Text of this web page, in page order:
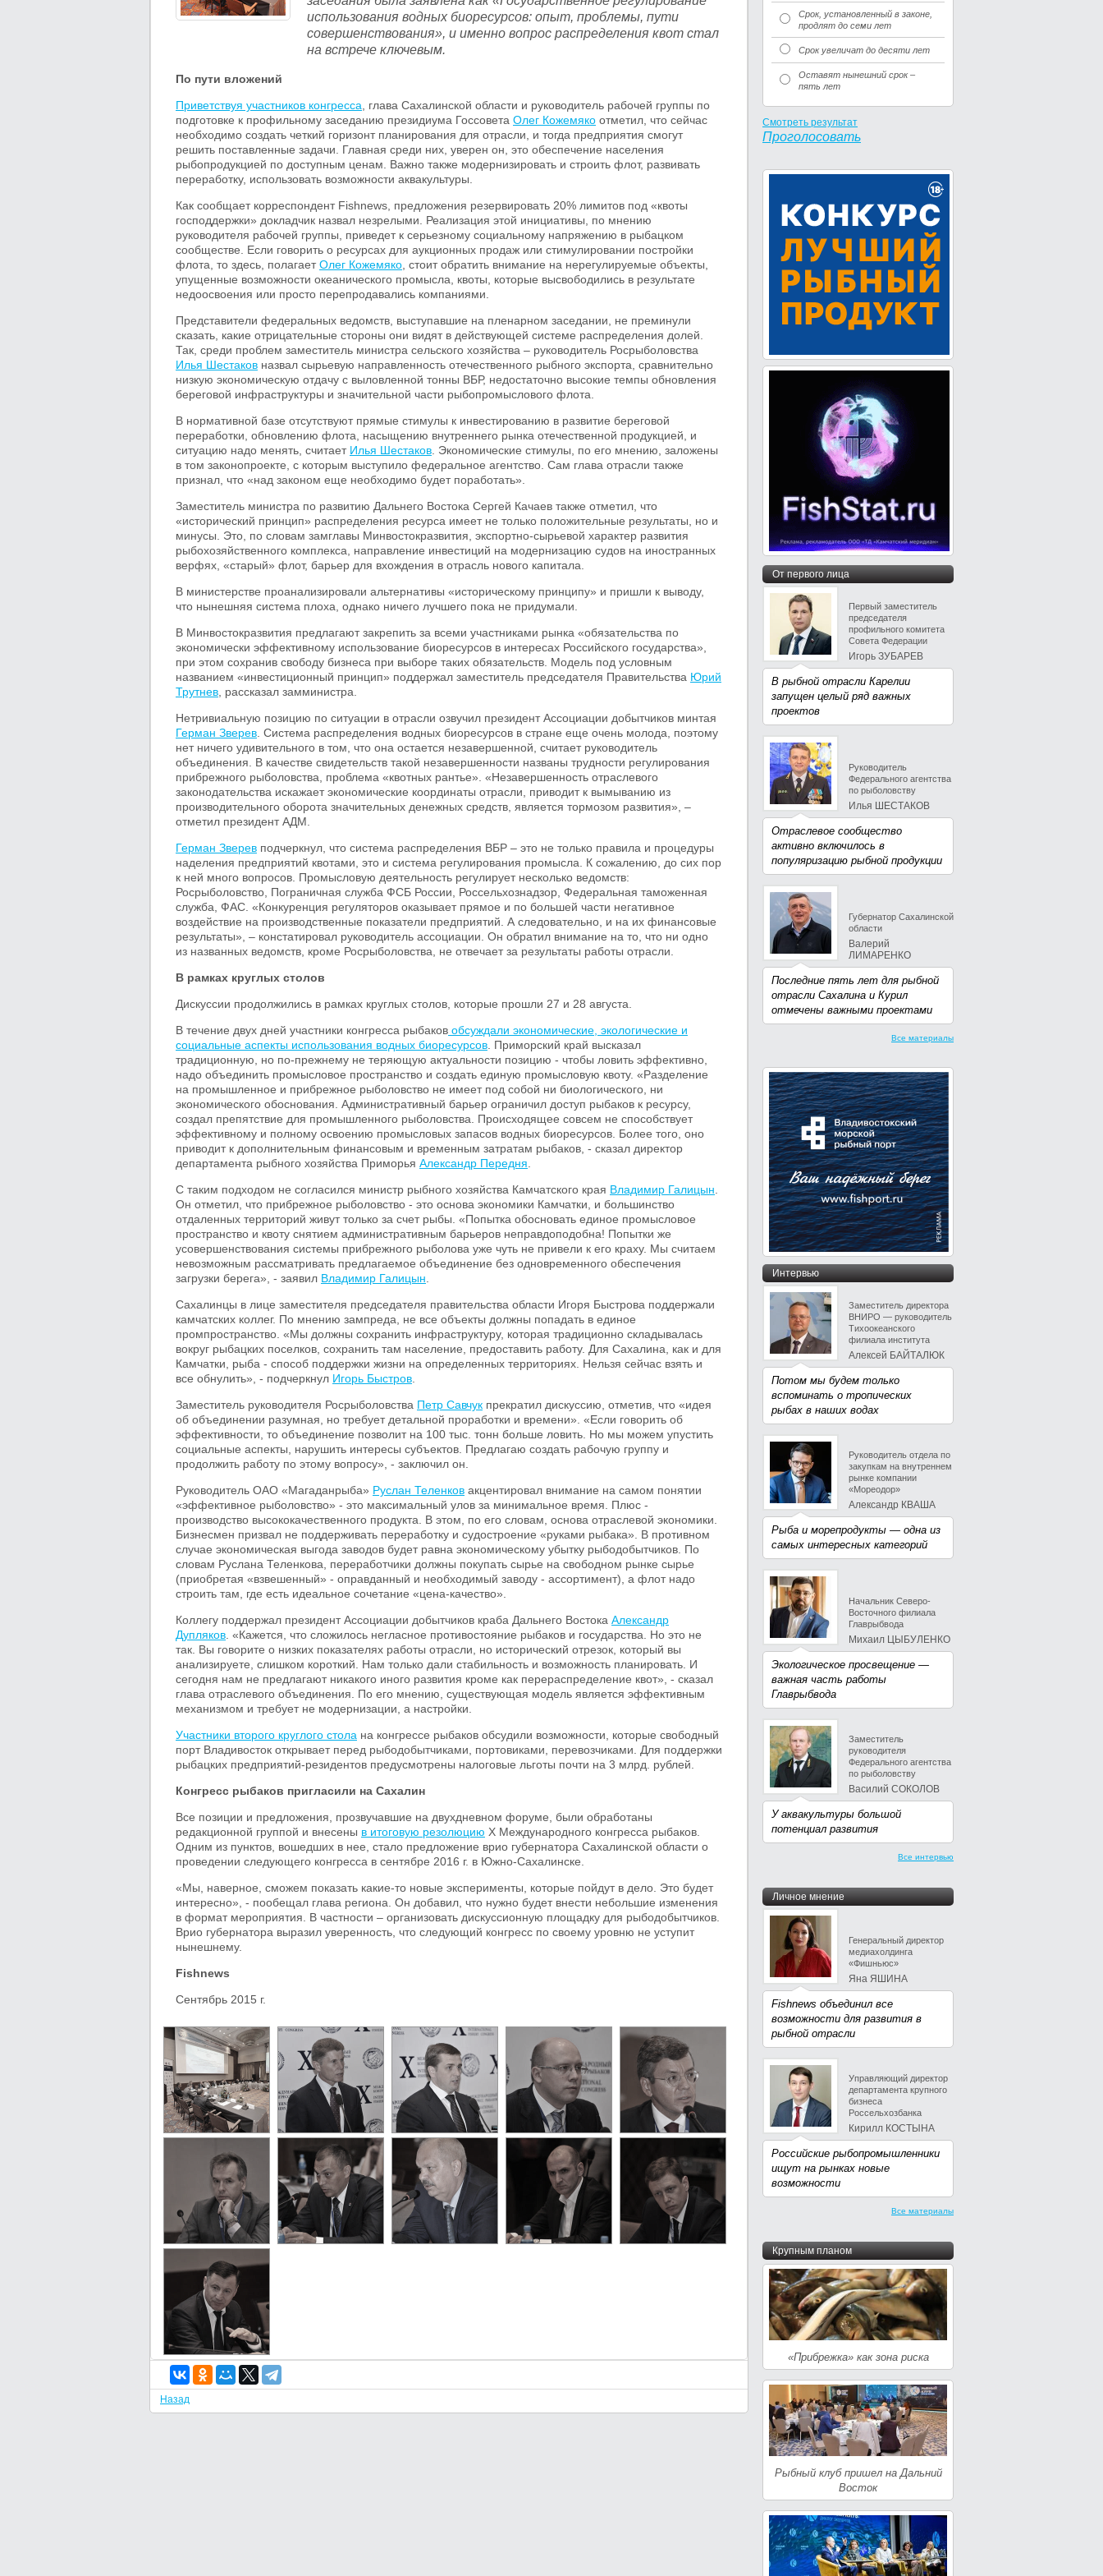
использования водных биоресурсов: опыт, проблемы, пути
совершенствования», и именно вопрос распределения квот стал
на встрече ключевым.
По пути вложений
Приветствуя участников конгресса , глава Сахалинской области и руководитель рабочей группы по
подготовке к профильному заседанию президиума Госсовета Олег Кожемяко отметил, что сейчас
необходимо создать четкий горизонт планирования для отрасли, и тогда предприятия смогут
решить поставленные задачи. Главная среди них, уверен он, это обеспечение населения
рыбопродукцией по доступным ценам. Важно также модернизировать и строить флот, развивать
переработку, использовать возможности аквакультуры.
Как сообщает корреспондент Fishnews, предложения резервировать 20% лимитов под «квоты
господдержки» докладчик назвал незрелыми. Реализация этой инициативы, по мнению
руководителя рабочей группы, приведет к серьезному социальному напряжению в рыбацком
сообществе. Если говорить о ресурсах для аукционных продаж или стимулировании постройки
флота, то здесь, полагаетОлег Кожемяко , стоит обратить внимание на нерегулируемые объекты,
упущенные возможности океанического промысла, квоты, которые высвободились в результате
недоосвоения или просто перепродавались компаниями.
Представители федеральных ведомств, выступавшие на пленарном заседании, не преминули
сказать, какие отрицательные стороны они видят в действующей системе распределения долей.
Так, среди проблем заместитель министра сельского хозяйства – руководитель Росрыболовства
Илья Шестаков назвал сырьевую направленность отечественного рыбного экспорта, сравнительно
низкую экономическую отдачу с выловленной тонны ВБР, недостаточно высокие темпы обновления
береговой инфраструктуры и значительной части рыбопромыслового флота.
В нормативной базе отсутствуют прямые стимулы к инвестированию в развитие береговой
переработки, обновлению флота, насыщению внутреннего рынка отечественной продукцией, и
ситуацию надо менять, считает Илья Шестаков . Экономические стимулы, по его мнению, заложены
в том законопроекте, с которым выступило федеральное агентство. Сам глава отрасли также
признал, что «над законом еще необходимо будет поработать».
Заместитель министра по развитию Дальнего Востока Сергей Качаев также отметил, что
«исторический принцип» распределения ресурса имеет не только положительные результаты, но и
минусы. Это, по словам замглавы Минвостокразвития, экспортно-сырьевой характер развития
рыбохозяйственного комплекса, направление инвестиций на модернизацию судов на иностранных
верфях, «старый» флот, барьер для вхождения в отрасль нового капитала.
В министерстве проанализировали альтернативы «историческому принципу» и пришли к выводу,
что нынешняя система плоха, однако ничего лучшего пока не придумали.
В Минвостокразвития предлагают закрепить за всеми участниками рынка «обязательства по
экономически эффективному использование биоресурсов в интересах Российского государства»,
при этом сохранив свободу бизнеса при выборе таких обязательств. Модель под условным
названием «инвестиционный принцип» поддержал заместитель председателя Правительства Юрий
Трутнев , рассказал замминистра.
Нетривиальную позицию по ситуации в отрасли озвучил президент Ассоциации добытчиков минтая
Герман Зверев . Система распределения водных биоресурсов в стране еще очень молода, поэтому
нет ничего удивительного в том, что она остается незавершенной, считает руководитель
объединения. В качестве свидетельств такой незавершенности названы трудности регулирования
прибрежного рыболовства, проблема «квотных рантье». «Незавершенность отраслевого
законодательства искажает экономические координаты отрасли, приводит к вымыванию из
производительного оборота значительных денежных средств, является тормозом развития», –
отметил президент АДМ.
Герман Зверев подчеркнул, что система распределения ВБР – это не только правила и процедуры
наделения предприятий квотами, это и система регулирования промысла. К сожалению, до сих пор
к ней много вопросов. Промысловую деятельность регулирует несколько ведомств:
Росрыболовство, Пограничная служба ФСБ России, Россельхознадзор, Федеральная таможенная
служба, ФАС. «Конкуренция регуляторов оказывает прямое и по большей части негативное
воздействие на производственные показатели предприятий. А следовательно, и на их финансовые
результаты», – констатировал руководитель ассоциации. Он обратил внимание на то, что ни одно
из названных ведомств, кроме Росрыболовства, не отвечает за результаты работы отрасли.
В рамках круглых столов
Дискуссии продолжились в рамках круглых столов, которые прошли 27 и 28 августа.
В течение двух дней участники конгресса рыбаков обсуждали экономические, экологические и
социальные аспекты использования водных биоресурсов . Приморский край высказал
традиционную, но по-прежнему не теряющую актуальности позицию - чтобы ловить эффективно,
надо объединить промысловое пространство и создать единую промысловую квоту. «Разделение
на промышленное и прибрежное рыболовство не имеет под собой ни биологического, ни
экономического обоснования. Административный барьер ограничил доступ рыбаков к ресурсу,
создал препятствие для промышленного рыболовства. Происходящее совсем не способствует
эффективному и полному освоению промысловых запасов водных биоресурсов. Более того, оно
приводит к дополнительным финансовым и временным затратам рыбаков, - сказал директор
департамента рыбного хозяйства Приморья Александр Передня
С таким подходом не согласился министр рыбного хозяйства Камчатского края Владимир Галицын
Он отметил, что прибрежное рыболовство - это основа экономики Камчатки, и большинство
отдаленных территорий живут только за счет рыбы. «Попытка обосновать единое промысловое
пространство и квоту снятием административным барьеров неправдоподобна! Попытки же
усовершенствования системы прибрежного рыболова уже чуть не привели к его краху. Мы считаем
невозможным рассматривать предлагаемое объединение без одновременного обеспечения
загрузки берега», - заявил Владимир Галицын
Сахалинцы в лице заместителя председателя правительства области Игоря Быстрова поддержали
камчатских коллег. По мнению зампреда, не все объекты должны попадать в единое
промпространство. «Мы должны сохранить инфраструктуру, которая традиционно складывалась
вокруг рыбацких поселков, сохранить там население, предоставить работу. Для Сахалина, как и для
Камчатки, рыба - способ поддержки жизни на определенных территориях. Нельзя сейчас взять и
все обнулить», - подчеркнул Игорь Быстров
Заместитель руководителя Росрыболовства Петр Савчук прекратил дискуссию, отметив, что «идея
об объединении разумная, но требует детальной проработки и времени». «Если говорить об
эффективности, то объединение позволит на 100 тыс. тонн больше ловить. Но мы можем упустить
социальные аспекты, нарушить интересы субъектов. Предлагаю создать рабочую группу и
продолжить работу по этому вопросу», - заключил он.
Руководитель ОАО «Магаданрыба» Руслан Теленков акцентировал внимание на самом понятии
«эффективное рыболовство» - это максимальный улов за минимальное время. Плюс -
производство высококачественного продукта. В этом, по его словам, основа отраслевой экономики.
Бизнесмен призвал не поддерживать переработку и судостроение «руками рыбака». В противном
случае экономическая выгода заводов будет равна экономическому убытку рыбодобытчиков. По
словам Руслана Теленкова, переработчики должны покупать сырье на свободном рынке сырье
(приобретая «взвешенный» - оправданный и необходимый заводу - ассортимент), а флот надо
строить там, где есть идеальное сочетание «цена-качество».
Коллегу поддержал президент Ассоциации добытчиков краба Дальнего Востока Александр
Дупляков . «Кажется, что сложилось негласное противостояние рыбаков и государства. Но это не
так. Вы говорите о низких показателях работы отрасли, но исторический отрезок, который вы
анализируете, слишком короткий. Нам только дали стабильность и возможность планировать. И
сегодня нам не предлагают никакого иного развития кроме как перераспределение квот», - сказал
глава отраслевого объединения. По его мнению, существующая модель является эффективным
механизмом и требует не модернизации, а настройки.
Участники второго круглого стола на конгрессе рыбаков обсудили возможности, которые свободный
порт Владивосток открывает перед рыбодобытчиками, портовиками, перевозчиками. Для поддержки
рыбацких предприятий-резидентов предусмотрены налоговые льготы почти на 3 млрд. рублей.
Конгресс рыбаков пригласили на Сахалин
Все позиции и предложения, прозвучавшие на двухдневном форуме, были обработаны
редакционной группой и внесены в итоговую резолюцию X Международного конгресса рыбаков.
Одним из пунктов, вошедших в нее, стало предложение врио губернатора Сахалинской области о
проведении следующего конгресса в сентябре 2016 г. в Южно-Сахалинске.
«Мы, наверное, сможем показать какие-то новые эксперименты, которые пойдут в дело. Это будет
интересно», - пообещал глава региона. Он добавил, что нужно будет внести небольшие изменения
в формат мероприятия. В частности – организовать дискуссионную площадку для рыбодобытчиков.
Врио губернатора выразил уверенность, что следующий конгресс по своему уровню не уступит
нынешнему.
Fishnews
Сентябрь 2015 г.
Назад
Срок, установленный в законе,
продлят до семи лет
Срок увеличат до десяти лет
Оставят нынешний срок –
пять лет
Смотреть результат
Проголосовать
От первого лица
Первый заместитель
председателя
профильного комитета
Совета Федерации
Игорь ЗУБАРЕВ
В рыбной отрасли Карелии
запущен целый ряд важных
проектов
Руководитель
Федерального агентства
по рыболовству
Илья ШЕСТАКОВ
Отраслевое сообщество
активно включилось в
популяризацию рыбной продукции
Губернатор Сахалинской
области
Валерий
ЛИМАРЕНКО
Последние пять лет для рыбной
отрасли Сахалина и Курил
отмечены важными проектами
Все материалы
Интервью
Заместитель директора
ВНИРО — руководитель
Тихоокеанского
филиала института
Алексей БАЙТАЛЮК
Потом мы будем только
вспоминать о тропических
рыбах в наших водах
Руководитель отдела по
закупкам на внутреннем
рынке компании
«Мореодор»
Александр КВАША
Рыба и морепродукты — одна из
самых интересных категорий
Начальник Северо-
Восточного филиала
Главрыбвода
Михаил ЦЫБУЛЕНКО
Экологическое просвещение —
важная часть работы
Главрыбвода
Заместитель
руководителя
Федерального агентства
по рыболовству
Василий СОКОЛОВ
У аквакультуры большой
потенциал развития
Все интервью
Личное мнение
Генеральный директор
медиахолдинга
«Фишньюс»
Яна ЯШИНА
Fishnews объединил все
возможности для развития в
рыбной отрасли
Управляющий директор
департамента крупного
бизнеса
Россельхозбанка
Кирилл КОСТЫНА
Российские рыбопромышленники
ищут на рынках новые
возможности
Все материалы
Крупным планом
«Прибрежка» как зона риска
Рыбный клуб пришел на Дальний
Восток